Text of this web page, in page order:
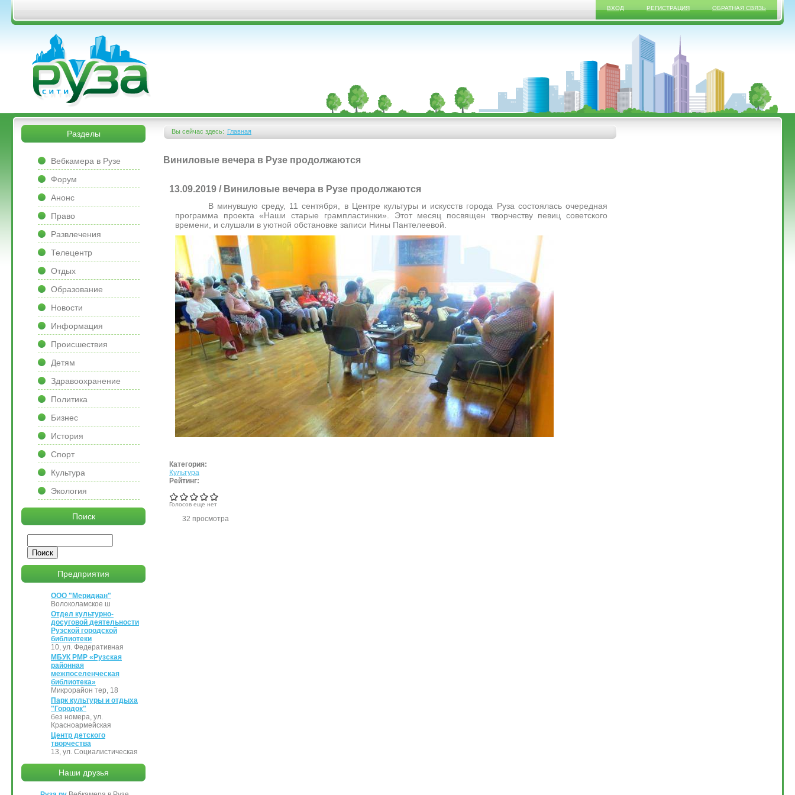
Перейти к основному содержанию ВХОД РЕГИСТРАЦИЯ ОБРАТНАЯ СВЯЗЬ
&bsps;
&bsps;
Вы сейчас здесь:
Вы здесь
Главная
Виниловые вечера в Рузе продолжаются
13.09.2019 / Виниловые вечера в Рузе продолжаются
В минувшую среду, 11 сентября, в Центре культуры и искусств города Руза состоялась очередная
программа проекта «Наши старые грампластинки». Этот месяц посвящен творчеству певиц советского
времени, и слушали в уютной обстановке записи Нины Пантелеевой.
Категория:
Культура
Рейтинг:
Голосов еще нет
32 просмотра
Разделы
Вебкамера в Рузе
Форум
Анонс
Право
Развлечения
Телецентр
Отдых
Образование
Новости
Информация
Происшествия
Детям
Здравоохранение
Политика
Бизнес
История
Спорт
Культура
Экология
Поиск
Предприятия
ООО "Меридиан"
Волоколамское ш
Отдел культурно-
досуговой деятельности
Рузской городской
библиотеки
10, ул. Федеративная
МБУК РМР «Рузская
районная
межпоселенческая
библиотека»
Микрорайон тер, 18
Парк культуры и отдыха
"Городок"
без номера, ул.
Красноармейская
Центр детского
творчества
13, ул. Социалистическая
Наши друзья